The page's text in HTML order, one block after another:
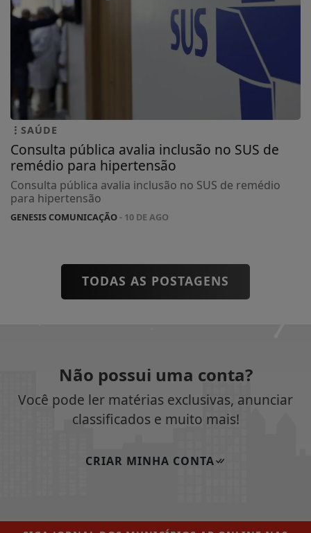
SAÚDE
Consulta pública avalia inclusão no SUS de
remédio para hipertensão
Consulta pública avalia inclusão no SUS de remédio
para hipertensão
GENESIS COMUNICAÇÃO- 10 DE AGO
TODAS AS POSTAGENS
Não possui uma conta?
Você pode ler matérias exclusivas, anunciar
classificados e muito mais!
CRIAR MINHA CONTA